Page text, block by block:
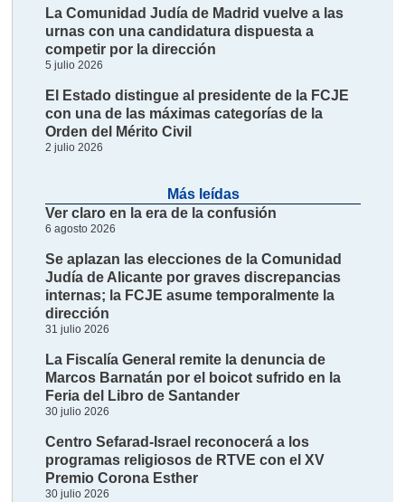
La Comunidad Judía de Madrid vuelve a las
urnas con una candidatura dispuesta a
competir por la dirección
5 julio 2026
El Estado distingue al presidente de la FCJE
con una de las máximas categorías de la
Orden del Mérito Civil
2 julio 2026
Más leídas
Ver claro en la era de la confusión
6 agosto 2026
Se aplazan las elecciones de la Comunidad
Judía de Alicante por graves discrepancias
internas; la FCJE asume temporalmente la
dirección
31 julio 2026
La Fiscalía General remite la denuncia de
Marcos Barnatán por el boicot sufrido en la
Feria del Libro de Santander
30 julio 2026
Centro Sefarad-Israel reconocerá a los
programas religiosos de RTVE con el XV
Premio Corona Esther
30 julio 2026